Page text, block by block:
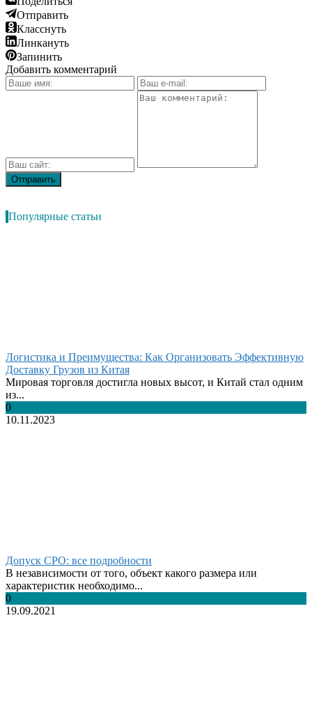
Отправить
Класснуть
Линкануть
Запинить
Добавить комментарий
Популярные статьи
Логистика и Преимущества: Как Организовать Эффективную
Доставку Грузов из Китая
Мировая торговля достигла новых высот, и Китай стал одним
из...
0
10.11.2023
Допуск СРО: все подробности
В независимости от того, объект какого размера или
характеристик необходимо...
0
19.09.2021